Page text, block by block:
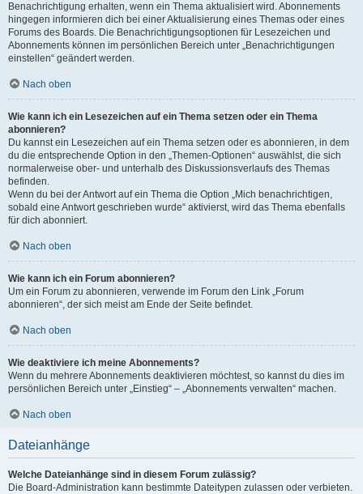
Benachrichtigung erhalten, wenn ein Thema aktualisiert wird. Abonnements
hingegen informieren dich bei einer Aktualisierung eines Themas oder eines
Forums des Boards. Die Benachrichtigungsoptionen für Lesezeichen und
Abonnements können im persönlichen Bereich unter „Benachrichtigungen
einstellen“ geändert werden.
Nach oben
Wie kann ich ein Lesezeichen auf ein Thema setzen oder ein Thema
abonnieren?
Du kannst ein Lesezeichen auf ein Thema setzen oder es abonnieren, in dem
du die entsprechende Option in den „Themen-Optionen“ auswählst, die sich
normalerweise ober- und unterhalb des Diskussionsverlaufs des Themas
befinden.
Wenn du bei der Antwort auf ein Thema die Option „Mich benachrichtigen,
sobald eine Antwort geschrieben wurde“ aktivierst, wird das Thema ebenfalls
für dich abonniert.
Nach oben
Wie kann ich ein Forum abonnieren?
Um ein Forum zu abonnieren, verwende im Forum den Link „Forum
abonnieren“, der sich meist am Ende der Seite befindet.
Nach oben
Wie deaktiviere ich meine Abonnements?
Wenn du mehrere Abonnements deaktivieren möchtest, so kannst du dies im
persönlichen Bereich unter „Einstieg“ – „Abonnements verwalten“ machen.
Nach oben
Dateianhänge
Welche Dateianhänge sind in diesem Forum zulässig?
Die Board-Administration kann bestimmte Dateitypen zulassen oder verbieten.